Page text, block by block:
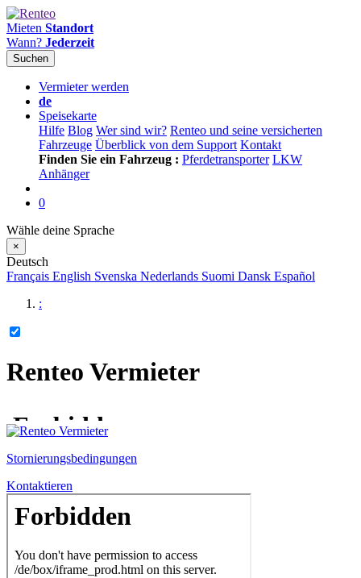
Mieten Standort
Wann? Jederzeit
Suchen
Vermieter werden
de
Speisekarte
Hilfe Blog Wer sind wir? Renteo und seine versicherten
Fahrzeuge Überblick von dem Support Kontakt
Finden Sie ein Fahrzeug : Pferdetransporter LKW
Anhänger
0
Wähle deine Sprache
×
Deutsch
Français English Svenska Nederlands Suomi Dansk Español
:
Renteo Vermieter
Stornierungsbedingungen
Kontaktieren